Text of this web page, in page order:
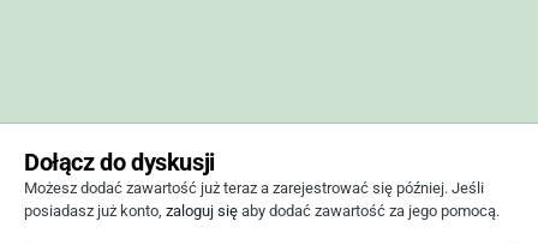
Dołącz do dyskusji
Możesz dodać zawartość już teraz a zarejestrować się później. Jeśli
posiadasz już konto, zaloguj się aby dodać zawartość za jego pomocą.